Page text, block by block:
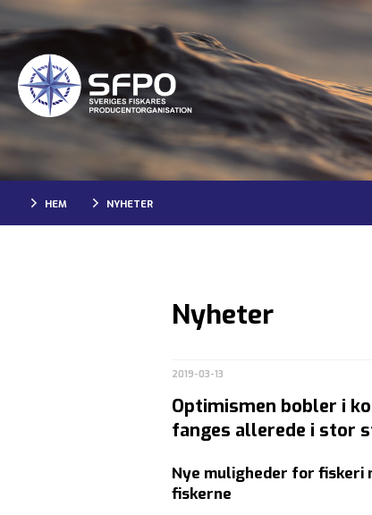
HEM NYHETER
Nyheter
2019-03-13
Optimismen bobler i
fanges allerede i stor
Nye muligheder for fiskeri
fiskerne